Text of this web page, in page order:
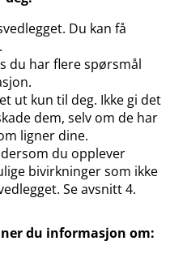
Du kan få
du har flere spørsmål
ut kun til deg. Ikke gi det
dem, selv om de har
ligner dine.
du opplever
bivirkninger som ikke
Se avsnitt 4.
du informasjon om: